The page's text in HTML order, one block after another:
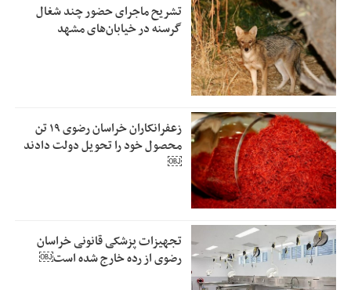
تشریح ماجرای حضور چند شغال
گرسنه در خیابان‌های مشهد
زعفرانکاران خراسان رضوی ۱۹ تن
محصول خود را تحویل دولت دادند
￼
تجهیزات پزشکی قانونی خراسان
رضوی از رده خارج شده است￼